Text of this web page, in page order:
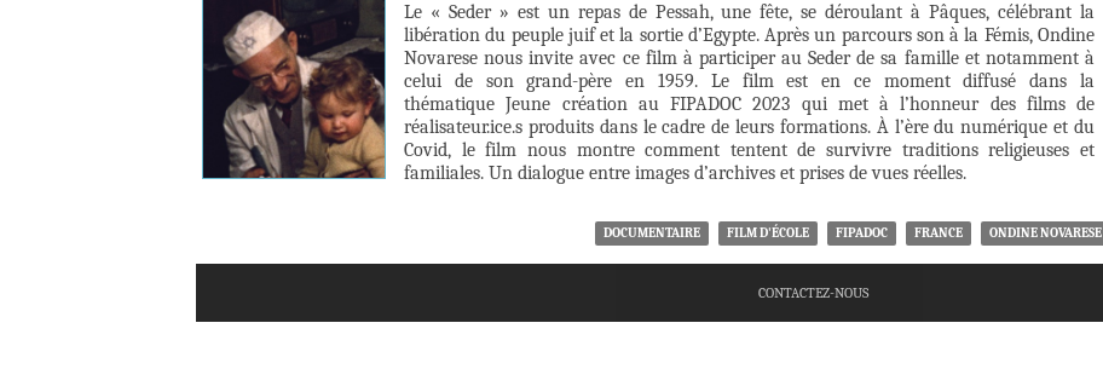
Le « Seder » est un repas de Pessah, une fête, se déroulant à Pâques, célébrant la
libération du peuple juif et la sortie d’Egypte. Après un parcours son à la Fémis, Ondine
Novarese nous invite avec ce film à participer au Seder de sa famille et notamment à
celui de son grand-père en 1959. Le film est en ce moment diffusé dans la
thématique Jeune création au FIPADOC 2023 qui met à l’honneur des films de
réalisateur.ice.s produits dans le cadre de leurs formations. À l’ère du numérique et du
Covid, le film nous montre comment tentent de survivre traditions religieuses et
familiales. Un dialogue entre images d’archives et prises de vues réelles.
DOCUMENTAIRE FILM D'ÉCOLE FIPADOC FRANCE ONDINE NOVARESE
CONTACTEZ-NOUS